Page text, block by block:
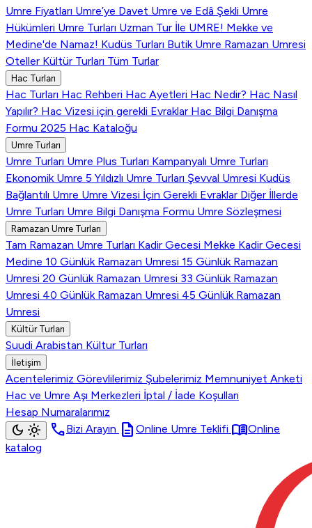
Umre Fiyatları Umre’ye Davet Umre ve Edâ Şekli Umre
Hükümleri Umre Turları Uzman Tur İle UMRE! Mekke ve
Medine'de Namaz! Kudüs Turları Butik Umre Ramazan Umresi
Oteller Kültür Turları Tüm Turlar
Hac Turları
Hac Turları Hac Rehberi Hac Ayetleri Hac Nedir? Hac Nasıl
Yapılır? Hac Vizesi için gerekli Evraklar Hac Bilgi Danışma
Formu 2025 Hac Kataloğu
Umre Turları
Umre Turları Umre Plus Turları Kampanyalı Umre Turları
Ekonomik Umre 5 Yıldızlı Umre Turları Şevval Umresi Kudüs
Bağlantılı Umre Umre Vizesi İçin Gerekli Evraklar Diğer İllerde
Umre Turları Umre Bilgi Danışma Formu Umre Sözleşmesi
Ramazan Umre Turları
Tam Ramazan Umre Turları Kadir Gecesi Mekke Kadir Gecesi
Medine 10 Günlük Ramazan Umresi 15 Günlük Ramazan
Umresi 20 Günlük Ramazan Umresi 33 Günlük Ramazan
Umresi 40 Günlük Ramazan Umresi 45 Günlük Ramazan
Umresi
Kültür Turları
Suudi Arabistan Kültur Turları
İletişim
Acentelerimiz Görevlilerimiz Şubelerimiz Memnuniyet Anketi
Hac ve Umre Aşı Merkezleri İptal / İade Koşulları
Hesap Numaralarımız
dark_mode light_mode callBizi Arayın description Online Umre Teklifi menu_bookOnline
katalog